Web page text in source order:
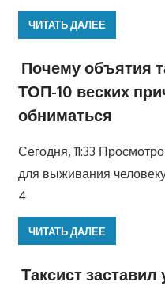
ЧИТАТЬ ДАЛЕЕ
Почему объятия
ТОП-10 веских
обниматься
Сегодня, 11:33
для выживания
4
ЧИТАТЬ ДАЛЕЕ
Таксист